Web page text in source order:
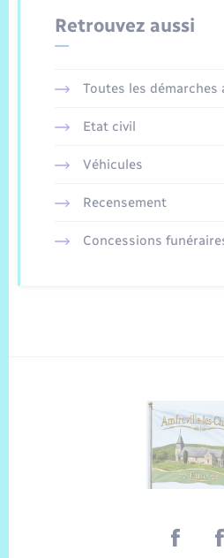
Retrouvez aussi
Toutes les
Etat civil
Véhicules
Recensement
Concessions